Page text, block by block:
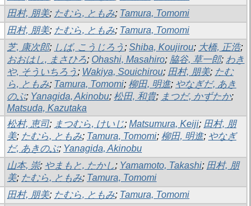
田村, 朋美; たむら, ともみ; Tamura, Tomomi
田村, 朋美; たむら, ともみ; Tamura, Tomomi
芝, 康次郎; しば, こうじろう ; Shiba, Koujirou; 大橋, 正浩;
おおはし, まさひろ; Ohashi, Masahiro; 脇谷, 草一郎; わき
や, そういちろう ; Wakiya, Souichirou; 田村, 朋美; たむ
ら, ともみ; Tamura, Tomomi; 柳田, 明進; やなぎだ, あき
のぶ; Yanagida, Akinobu; 松田, 和貴; まつだ, かずたか;
Matsuda, Kazutaka
松村, 恵司; まつむら, けいじ; Matsumura, Keiji; 田村, 朋
美; たむら, ともみ; Tamura, Tomomi; 柳田, 明進; やなぎ
だ, あきのぶ; Yanagida, Akinobu
山本, 崇; やまもと, たかし; Yamamoto, Takashi; 田村, 朋
美; たむら, ともみ; Tamura, Tomomi
田村, 朋美; たむら, ともみ; Tamura, Tomomi